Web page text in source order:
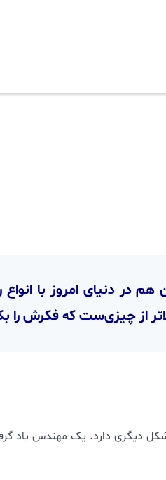
در دنیای امروز با
از چیزی‌ست که فکرش را
دیگری دارد. یک مهندس یاد